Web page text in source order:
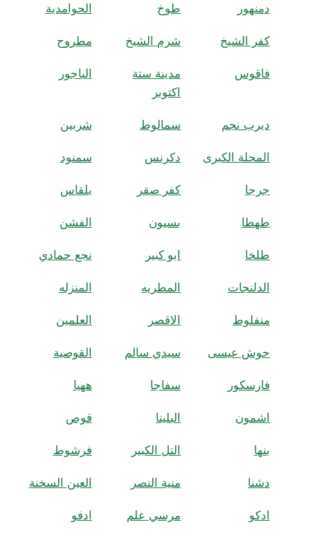
دمنهور طوخ الحوامدية
كفر الشيخ شرم الشيخ مطروح
فاقوس
مدينة ستة
اكتوبر
الباجور
ديرب نجم سمالوط شربين
المحلة الكبرى دكرنس سمنود
جرجا كفر صقر بلقاس
طهطا بسيون الفشن
طلخا ابو كبير نجع حمادي
الدلنجات المطريه المنزله
منفلوط الاقصر العلمين
حوش عيسى سيدي سالم القوصية
فارسكور سفاجا ههيا
اشمون البلينا قوص
بنها التل الكبير فرشوط
دشنا منية النصر العين السخنة
ادكو مرسي علم ادفو